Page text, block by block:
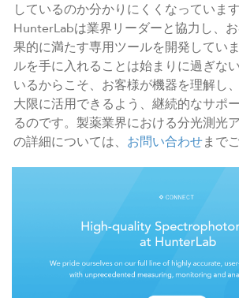
しているのか分かりにくくなっていま
HunterLabは業界リーダーと協力し、
果的に満たす専用ツールを開発してい
ルを手に入れることは始まりに過ぎな
いるからこそ、お客様が機器を理解し
大限に活用できるよう、継続的なサポ
るのです。製薬業界における分光測光
の詳細については、 お問い合わせまで